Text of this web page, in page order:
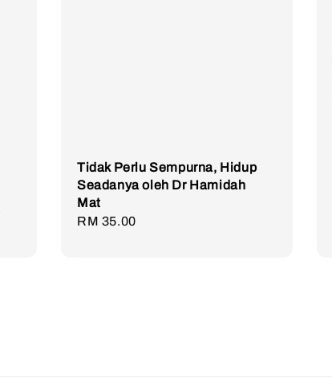
Tidak Perlu Sempurna, Hidup
Seadanya oleh Dr Hamidah
Mat
Regular
RM 35.00